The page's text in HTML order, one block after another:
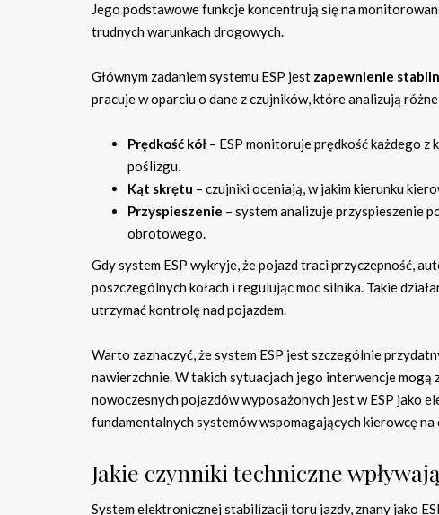
Jego podstawowe funkcje koncentrują się na
trudnych warunkach drogowych.
Głównym zadaniem systemu ESP jest zapewnienie
pracuje w oparciu o dane z czujników, które analizują
Prędkość kół – ESP monitoruje prędkość każdego z
poślizgu.
Kąt skrętu – czujniki oceniają, w jakim kierunku
Przyspieszenie – system analizuje przyspieszenie
obrotowego.
Gdy system ESP wykryje, że pojazd traci przyczepność,
poszczególnych kołach i regulując moc silnika. Takie
utrzymać kontrolę nad pojazdem.
Warto zaznaczyć, że system ESP jest szczególnie
nawierzchnie. W takich sytuacjach jego interwencje
nowoczesnych pojazdów wyposażonych jest w ESP jako
fundamentalnych systemów wspomagających kierowcę na
Jakie czynniki techniczne
System elektronicznej stabilizacji toru jazdy, znany jako